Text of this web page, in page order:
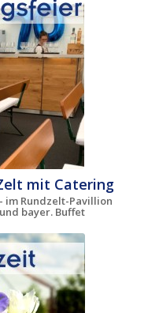
mit Catering
im Rundzelt-Pavillion
bayer. Buffet